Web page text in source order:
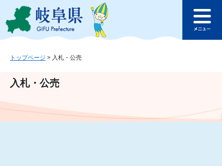
ジ
ュ
文
このページの本文へ
ュ
トップページ > 入札・公売
入札・公売